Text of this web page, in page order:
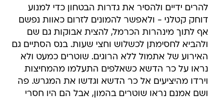
להרים ידיים ולהסיר את גדרות הבטחון כדי למנוע
דוחק קטלני - ולאפשר להמונים לזרום כאוות נפשם
אף לתוך מינהרות הכרמל, להצית אבוקות גם שם
ולהביא לחסימתן לכשלוש וחצי שעות. בנס הסתיים גם
האירוע של אתמול ללא הרוגים. שוטרים כמעט ולא
נראו על כר הדשא כשאלפים התעלמו מהמחיצות
וירדו מהיציעים אל כר הדשא וגדשו את המגרש. פה
ושם אמנם נראו שוטרים בהמון, אבל הם היו חסרי